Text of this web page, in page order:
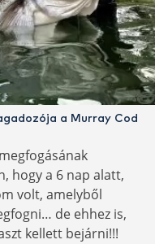
a Murray Cod
hogy a 6 nap alatt,
volt, amelyből
de ehhez is,
kellett bejárni!!!